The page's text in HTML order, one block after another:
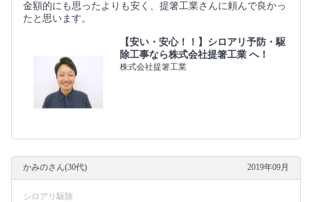
金額的にも思ったよりも安く、提箸工業さんに頼んで良かっ
たと思います。
【安い・安心！！】シロアリ予防・駆
除工事なら株式会社提箸工業 へ！
株式会社提箸工業
かみのさん(30代) 2019年09月
シロアリ駆除